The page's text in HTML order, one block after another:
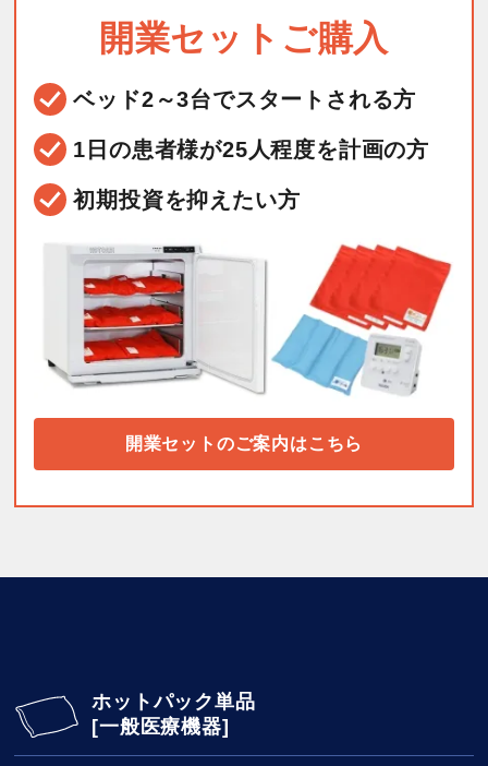
開業セットご購入
ベッド2～3台でスタートされる方
1日の患者様が25人程度を計画の方
初期投資を抑えたい方
開業セットのご案内はこちら
ホットパック単品
[一般医療機器]